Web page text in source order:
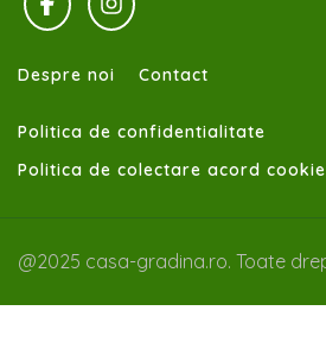
Despre noi Contact
Politica de confidentialitate
Politica de colectare acord cookie
@2025 casa-gradina.ro. Toate